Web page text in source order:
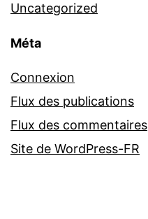
Uncategorized
Méta
Connexion
Flux des publications
Flux des commentaires
Site de WordPress-FR